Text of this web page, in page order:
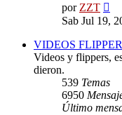
porZZT
Sab Jul 19,
VIDEOS
Videos y flippers,
dieron.
539 Temas
6950
Último